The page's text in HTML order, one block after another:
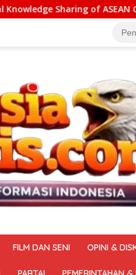
Guiding Principles for
FILM DAN SENI OPINI &